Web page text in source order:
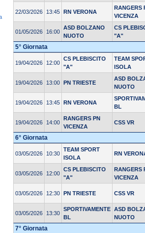
22/03/2026 13:45 RN VERONA
RANGERS
VICENZA
01/05/2026 16:00
ASD BOLZANO
NUOTO
CS
"A"
5° Giornata
19/04/2026 12:00
CS PLEBISCITO
"A"
TEAM
ISOLA
19/04/2026 13:00 PN TRIESTE
ASD
NUOTO
19/04/2026 13:45 RN VERONA
BL
19/04/2026 14:00
RANGERS PN
VICENZA
CSS VR
6° Giornata
03/05/2026 10:30
TEAM SPORT
ISOLA
RN
03/05/2026 12:00
CS PLEBISCITO
"A"
RANGERS
VICENZA
03/05/2026 12:30 PN TRIESTE CSS VR
03/05/2026 13:30
SPORTIVAMENTE
BL
ASD
NUOTO
7° Giornata